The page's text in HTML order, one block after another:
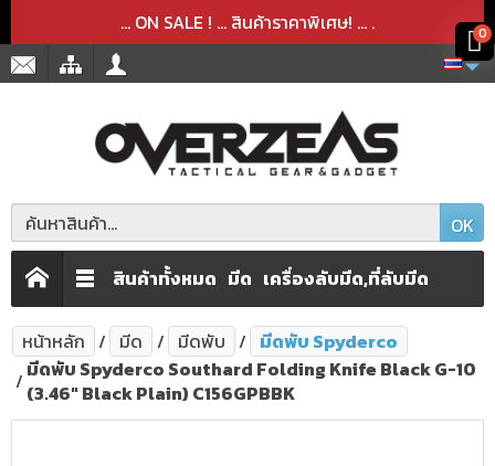
... ON SALE ! ... สินค้าราคาพิเศษ! ... .
OK
สินค้าทั้งหมด มีด เครื่องลับมีด,ที่ลับมีด
หน้าหลัก มีด มีดพับ
มีดพับ Spyderco
มีดพับ Spyderco Southard Folding Knife Black G-10
(3.46" Black Plain) C156GPBBK
สินค้าได้เพิ่มลงในตะกร้าเรียบร้อยแล้ว
สินค้าได้ถูกลบออกจากตะกร้าเรียบร้อยแล้ว
0